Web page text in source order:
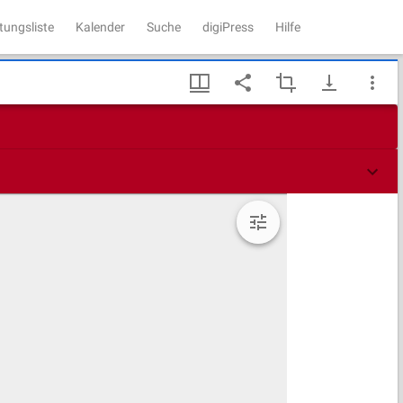
Kalender Suche digiPress Hilfe